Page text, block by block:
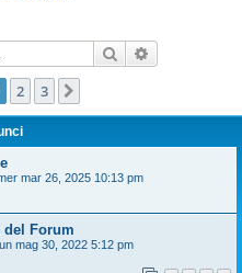
Cerca
2 3
mar 26, 2025 10:13 pm
del Forum
mag 30, 2022 5:12 pm